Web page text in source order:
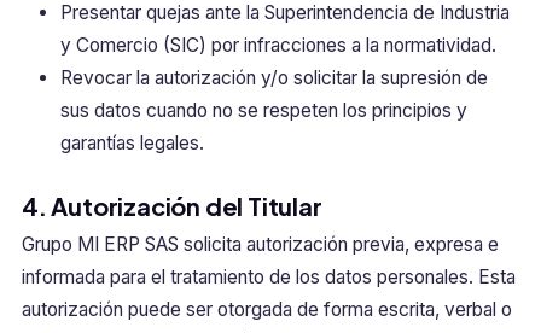
Presentar quejas ante la Superintendencia de Industria
y Comercio (SIC) por infracciones a la normatividad.
Revocar la autorización y/o solicitar la supresión de
sus datos cuando no se respeten los principios y
garantías legales.
4. Autorización del Titular
Grupo MI ERP SAS solicita autorización previa, expresa e
informada para el tratamiento de los datos personales. Esta
autorización puede ser otorgada de forma escrita, verbal o